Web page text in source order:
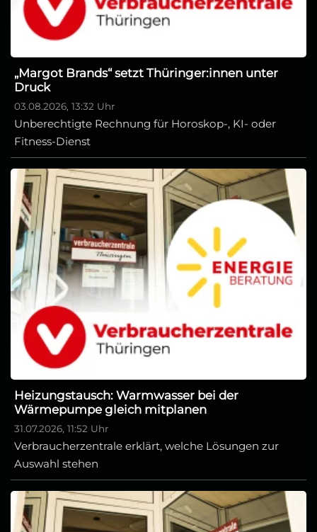
„Margot Brands“ setzt Thüringer:innen unter
Druck
03.08.2026, 13:32 Uhr
Unberechtigte Rechnung für Horoskop-, KI- oder
Fitness-Dienst
Heizungstausch: Warmwasser bei der
Wärmepumpe gleich mitplanen
31.07.2026, 11:52 Uhr
Verbraucherzentrale erklärt, welche Lösungen zur
Auswahl stehen